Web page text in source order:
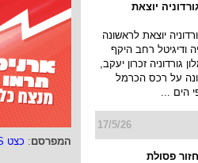
המפרסם: כצט CTS
ברשת, בקמפיין
זוכה המרוץ ...
25/5/26
יוצאת
יוצאת לראשונה
ודיגיטל רחב היקף
גורדוניה זכרון יעקב,